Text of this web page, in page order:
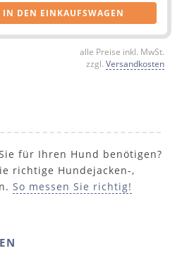
IN DEN EINKAUFSWAGEN
alle Preise inkl. MwSt.
zzgl. Versandkosten
für Ihren Hund benötigen?
richtige Hundejacken-,
So messen Sie richtig!